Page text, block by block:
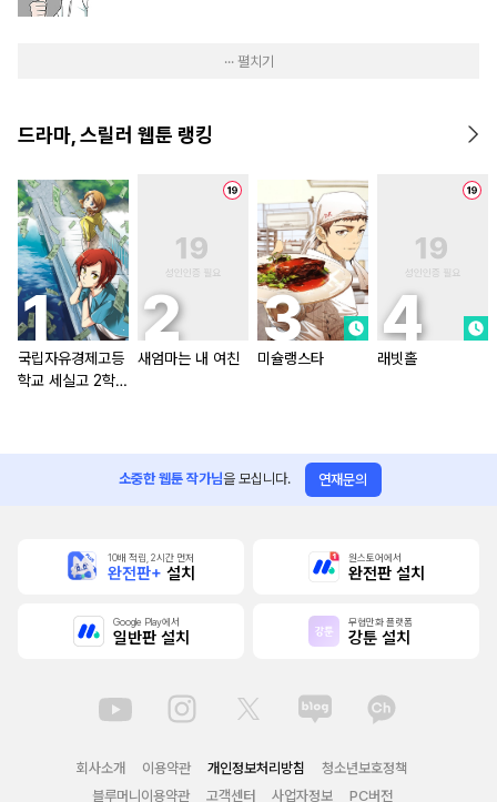
··· 펼치기
드라마, 스릴러 웹툰 랭킹
국립자유경제고등
학교 세실고 2학기
새엄마는 내 여친 미슐랭스타 래빗홀
소중한 웹툰 작가님을 모십니다. 연재문의
10배 적립, 2시간 먼저
완전판+ 설치
원스토어에서
완전판 설치
Google Play에서
일반판 설치
무협만화 플랫폼
강툰 설치
회사소개 이용약관 개인정보처리방침
청소년보호정책
블루머니이용약관
고객센터 사업자정보 PC버전